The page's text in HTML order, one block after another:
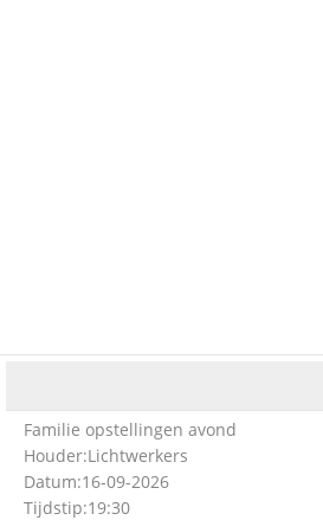
Familie opstellingen avond
Houder:Lichtwerkers
Datum:16-09-2026
Tijdstip:19:30